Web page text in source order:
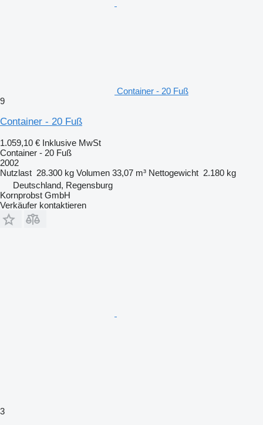
Container - 20 Fuß
9
Container - 20 Fuß
1.059,10 € Inklusive MwSt
Container - 20 Fuß
2002
Nutzlast 28.300 kg Volumen 33,07 m³ Nettogewicht 2.180 kg
Deutschland, Regensburg
Kornprobst GmbH
Verkäufer kontaktieren
3